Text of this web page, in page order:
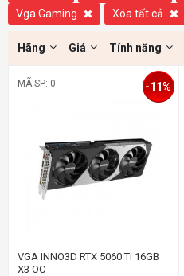
Vga Gaming
Xóa tất cả
Hãng Giá Tính năng
MÃ SP: 0
VGA INNO3D RTX 5060 Ti 16GB
X3 OC
-11%